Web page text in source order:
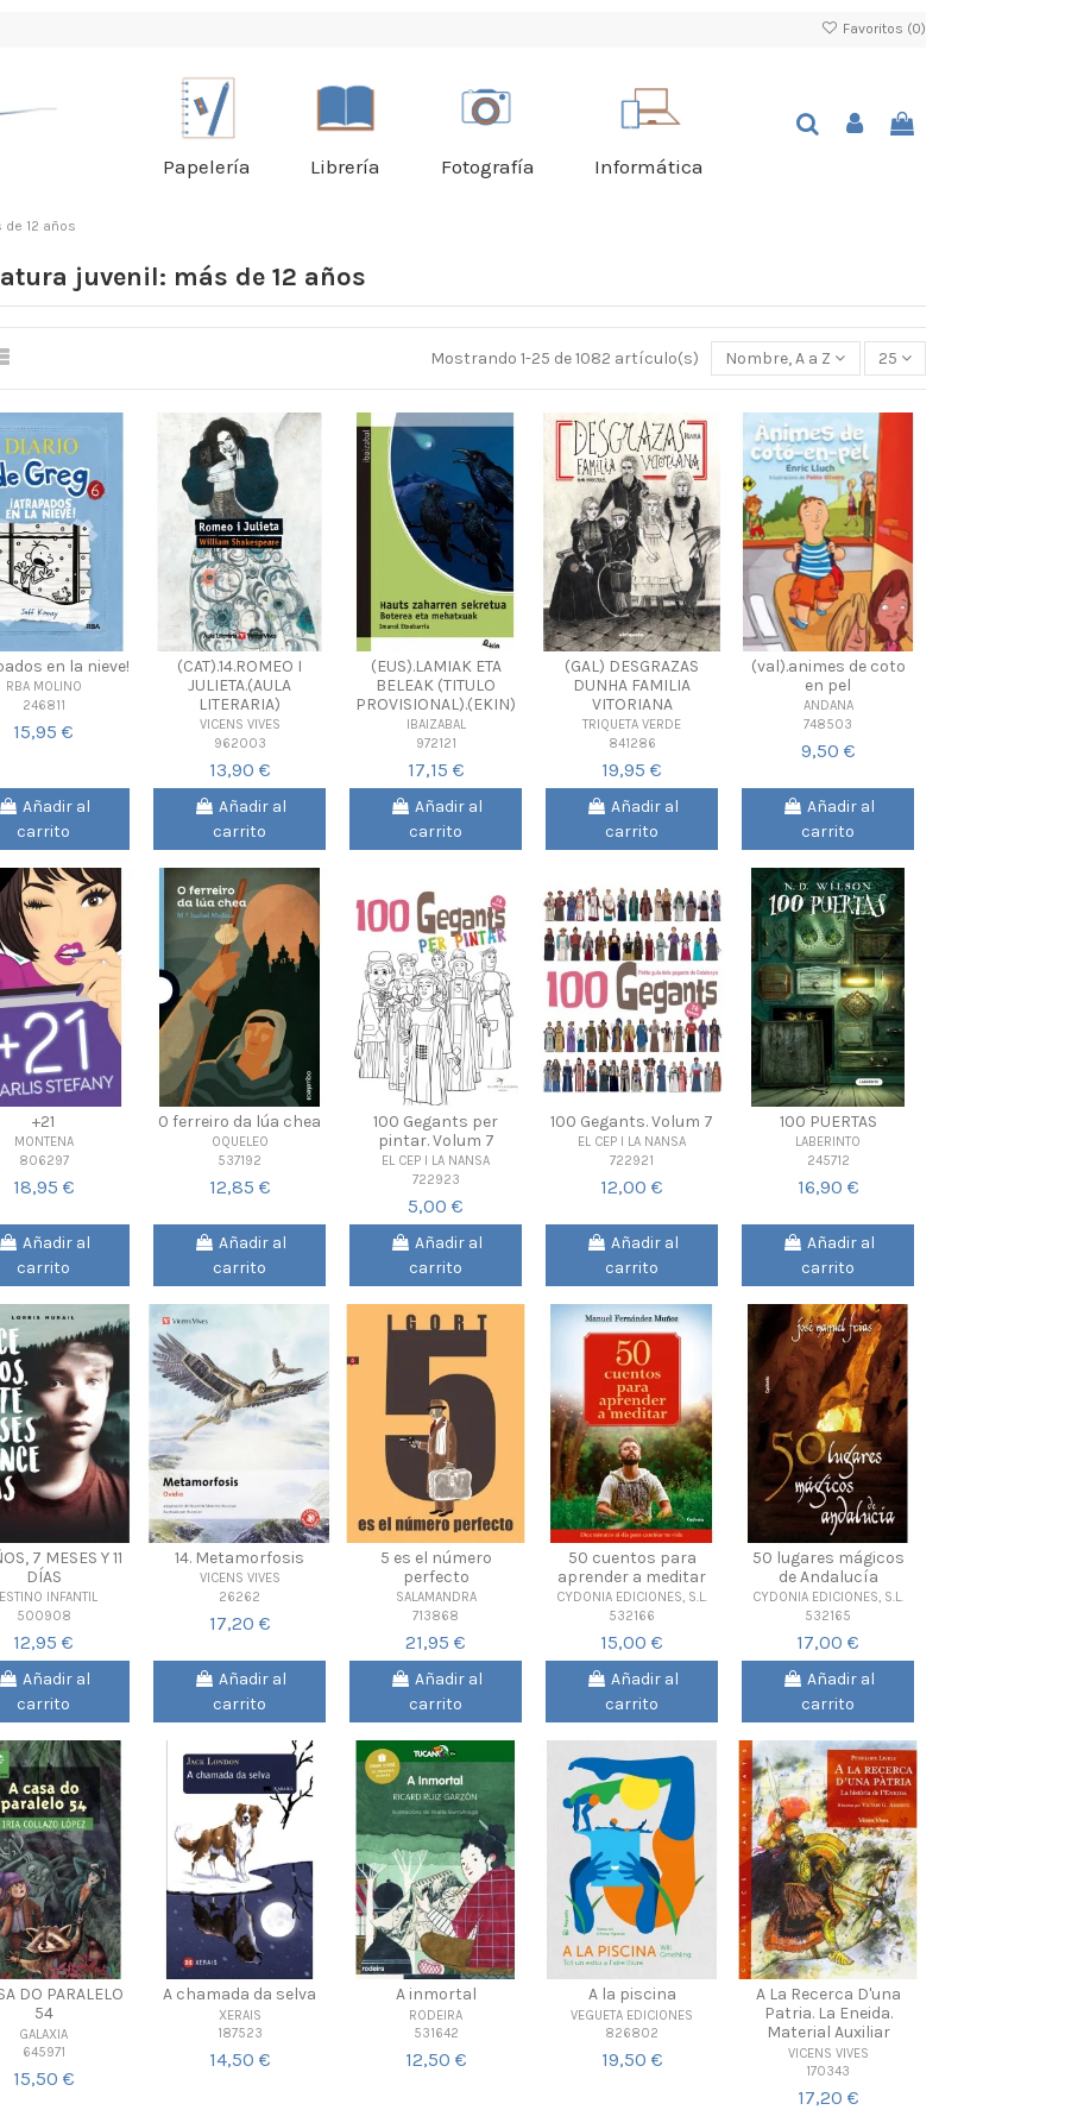
Favoritos (0)
Papelería Librería Fotografía Informática
12 años
juvenil: más de 12 años
Mostrando 1-25 de 1082 artículo(s) Nombre, A a Z 25
en la nieve!
RBA MOLINO
246811
15,95 €
Añadir al
carrito
(CAT).14.ROMEO I
JULIETA.(AULA
LITERARIA)
VICENS VIVES
962003
13,90 €
Añadir al
carrito
(EUS).LAMIAK ETA
BELEAK (TITULO
PROVISIONAL).(EKIN)
IBAIZABAL
972121
17,15 €
Añadir al
carrito
(GAL) DESGRAZAS
DUNHA FAMILIA
VITORIANA
TRIQUETA VERDE
841286
19,95 €
Añadir al
carrito
(val).animes de coto
en pel
ANDANA
748503
9,50 €
Añadir al
carrito
+21
MONTENA
806297
18,95 €
Añadir al
carrito
0 ferreiro da lúa chea
OQUELEO
537192
12,85 €
Añadir al
carrito
100 Gegants per
pintar. Volum 7
EL CEP I LA NANSA
722923
5,00 €
Añadir al
carrito
100 Gegants. Volum 7
EL CEP I LA NANSA
722921
12,00 €
Añadir al
carrito
100 PUERTAS
LABERINTO
245712
16,90 €
Añadir al
carrito
7 MESES Y 11
DÍAS
INFANTIL
500908
12,95 €
Añadir al
carrito
14. Metamorfosis
VICENS VIVES
26262
17,20 €
Añadir al
carrito
5 es el número
perfecto
SALAMANDRA
713868
21,95 €
Añadir al
carrito
50 cuentos para
aprender a meditar
CYDONIA EDICIONES, S.L.
532166
15,00 €
Añadir al
carrito
50 lugares mágicos
de Andalucía
CYDONIA EDICIONES, S.L.
532165
17,00 €
Añadir al
carrito
DO PARALELO
54
GALAXIA
645971
15,50 €
A chamada da selva
XERAIS
187523
14,50 €
A inmortal
RODEIRA
531642
12,50 €
A la piscina
VEGUETA EDICIONES
826802
19,50 €
A La Recerca D'una
Patria. La Eneida.
Material Auxiliar
VICENS VIVES
170343
17,20 €